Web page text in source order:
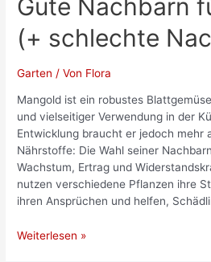
Gute Nachbarn
(+ schlechte
Garten / Von Flora
Mangold ist ein robustes
und vielseitiger Verwendung in der
Entwicklung braucht er jedoch mehr
Nährstoffe: Die Wahl seiner
Wachstum, Ertrag und
nutzen verschiedene Pflanzen ihre
ihren Ansprüchen und helfen,
Gute
Weiterlesen »